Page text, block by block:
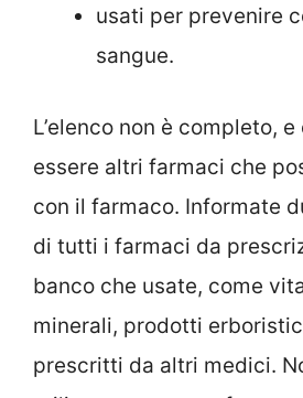
usati per prevenire
sangue.
L’elenco non è completo,
essere altri farmaci che
con il farmaco. Informate
di tutti i farmaci da
banco che usate, come
minerali, prodotti
prescritti da altri medici.